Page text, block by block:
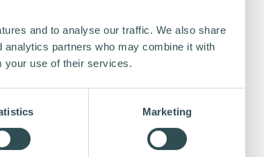
and to analyse our traffic. We also share
partners who may combine it with
your use of their services.
Marketing
PYÖRILLE
siihen